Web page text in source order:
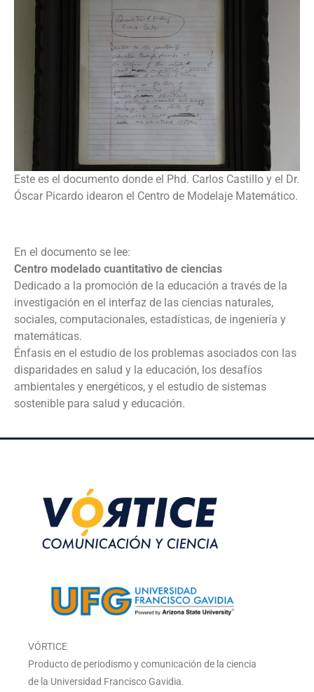
Este es el documento donde el Phd. Carlos Castillo y el Dr.
Óscar Picardo idearon el Centro de Modelaje Matemático.
En el documento se lee:
Centro modelado cuantitativo de ciencias
Dedicado a la promoción de la educación a través de la
investigación en el interfaz de las ciencias naturales,
sociales, computacionales, estadísticas, de ingeniería y
matemáticas.
Énfasis en el estudio de los problemas asociados con las
disparidades en salud y la educación, los desafíos
ambientales y energéticos, y el estudio de sistemas
sostenible para salud y educación.
VÓRTICE
Producto de periodismo y comunicación de la ciencia
de la Universidad Francisco Gavidia.